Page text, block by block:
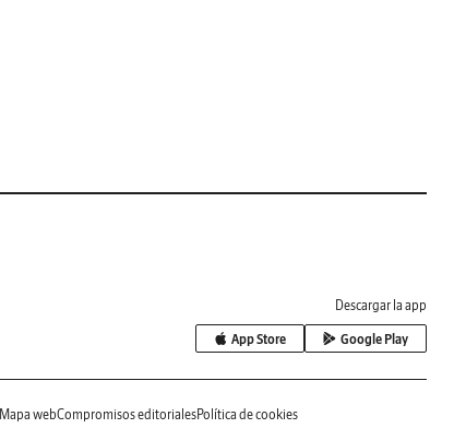
Descargar la app
App Store Google Play
Mapa webCompromisos editorialesPolítica de cookies